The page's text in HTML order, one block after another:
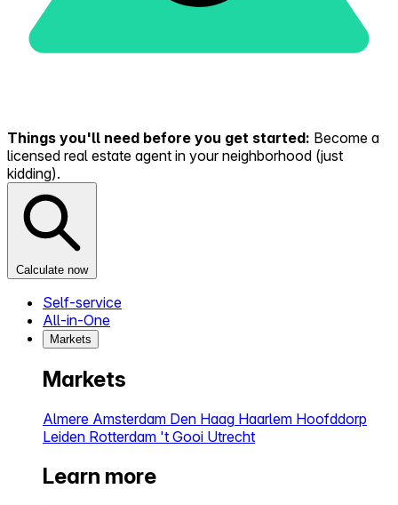
Things you'll need before you get started: Become a
licensed real estate agent in your neighborhood (just
kidding).
Calculate now
Self-service
All-in-One
Markets
Markets
Almere Amsterdam Den Haag Haarlem Hoofddorp
Leiden Rotterdam 't Gooi Utrecht
Learn more